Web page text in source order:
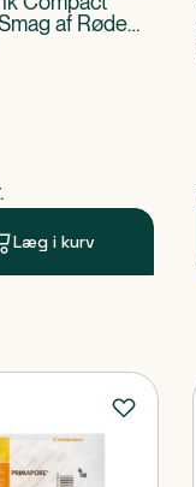
af Røde
pris
Læg i kurv